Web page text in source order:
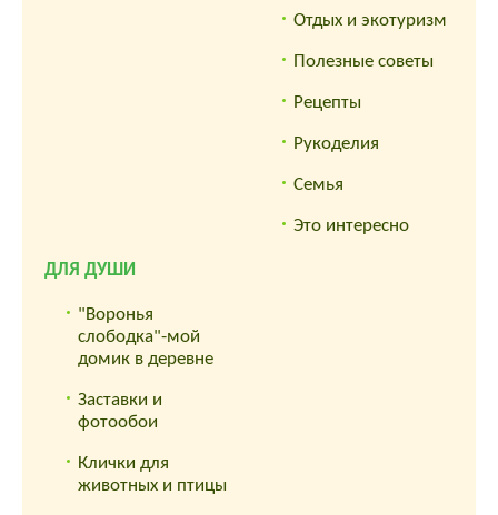
Отдых и экотуризм
Полезные советы
Рецепты
Рукоделия
Семья
Это интересно
ДЛЯ ДУШИ
"Воронья
слободка"-мой
домик в деревне
Заставки и
фотообои
Клички для
животных и птицы